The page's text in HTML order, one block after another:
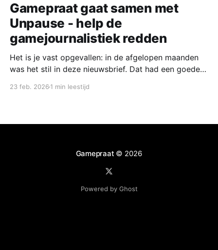
Gamepraat gaat samen met
Unpause - help de
gamejournalistiek redden
Het is je vast opgevallen: in de afgelopen maanden
was het stil in deze nieuwsbrief. Dat had een goede
collega-gamejournalisten met een nieuw platform,
23 feb. 2026 1 min leestijd
Gamepraat © 2026
Powered by Ghost